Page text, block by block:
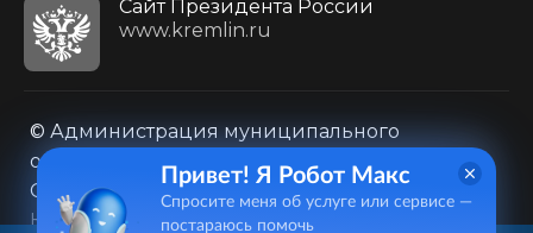
Cайт Президента России
www.kremlin.ru
© Администрация муниципального
образования городского округа «Город
Саратов»
Контакты
Карта сайта
Привет! Я Робот Макс
Спросите меня об услуге или сервисе —
постараюсь помочь